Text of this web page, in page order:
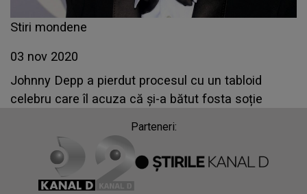
Stiri mondene
03 nov 2020
Johnny Depp a pierdut procesul cu un tabloid
celebru care îl acuza că și-a bătut fosta soție
Parteneri: